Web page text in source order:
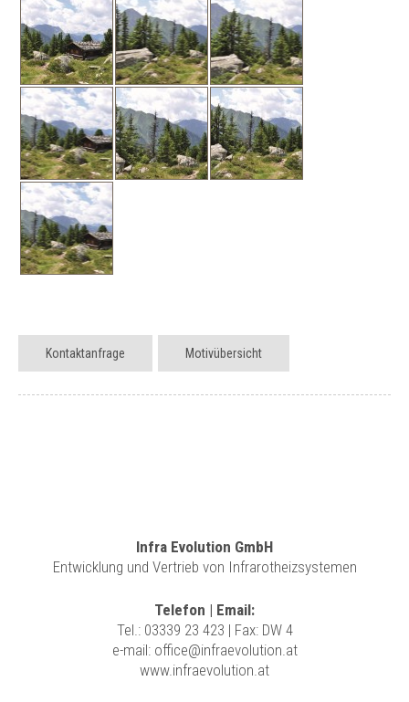
Kontaktanfrage Motivübersicht
Infra Evolution GmbH
Entwicklung und Vertrieb von Infrarotheizsystemen
Telefon | Email:
Tel.: 03339 23 423 | Fax: DW 4
e-mail: office@infraevolution.at
www.infraevolution.at